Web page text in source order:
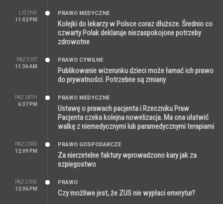
LIS 2ND
11:02 PM
PRAWO MEDYCZNE
Kolejki do lekarzy w Polsce coraz dłuższe. Średnio co
czwarty Polak deklaruje niezaspokojone potrzeby
zdrowotne
PAŹ 31ST
11:36 AM
PRAWO CYWILNE
Publikowanie wizerunku dzieci może łamać ich prawo
do prywatności. Potrzebne są zmiany
PAŹ 28TH
6:37 PM
PRAWO MEDYCZNE
Ustawę o prawach pacjenta i Rzeczniku Praw
Pacjenta czeka kolejna nowelizacja. Ma ona ułatwić
walkę z niemedycznymi lub paramedycznymi terapiami
PAŹ 23RD
12:09 PM
PRAWO GOSPODARCZE
Za nierzetelne faktury wprowadzono kary jak za
szpiegostwo
PAŹ 23RD
12:06 PM
PRAWO
Czy możliwe jest, że ZUS nie wypłaci emerytur?